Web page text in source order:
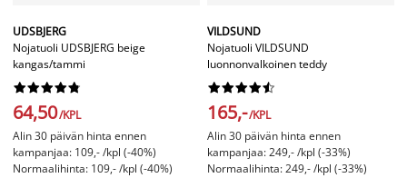
UDSBJERG
Nojatuoli UDSBJERG beige
kangas/tammi






64,50/KPL
Alin 30 päivän hinta ennen
kampanjaa: 109,- /kpl (-40%)
Normaalihinta: 109,- /kpl (-40%)
VILDSUND
Nojatuoli VILDSUND
luonnonvalkoinen teddy






165,-/KPL
Alin 30 päivän hinta ennen
kampanjaa: 249,- /kpl (-33%)
Normaalihinta: 249,- /kpl (-33%)